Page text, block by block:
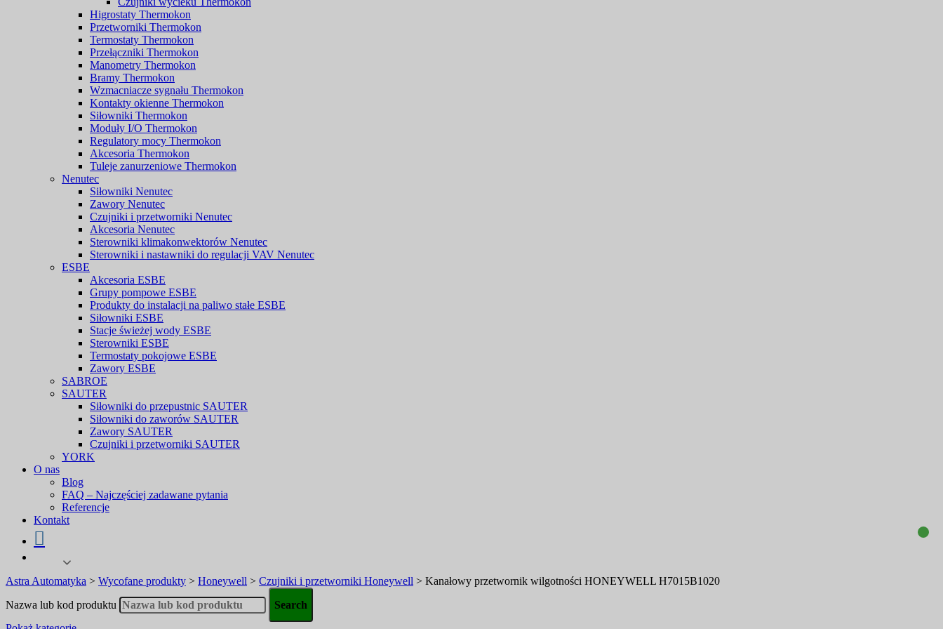
Higrostaty Thermokon
Przetworniki Thermokon
Termostaty Thermokon
Przełączniki Thermokon
Manometry Thermokon
Bramy Thermokon
Wzmacniacze sygnału Thermokon
Kontakty okienne Thermokon
Siłowniki Thermokon
Moduły I/O Thermokon
Regulatory mocy Thermokon
Akcesoria Thermokon
Tuleje zanurzeniowe Thermokon
Nenutec
Siłowniki Nenutec
Zawory Nenutec
Czujniki i przetworniki Nenutec
Akcesoria Nenutec
Sterowniki klimakonwektorów Nenutec
Sterowniki i nastawniki do regulacji VAV Nenutec
ESBE
Akcesoria ESBE
Grupy pompowe ESBE
Produkty do instalacji na paliwo stałe ESBE
Siłowniki ESBE
Stacje świeżej wody ESBE
Sterowniki ESBE
Termostaty pokojowe ESBE
Zawory ESBE
SABROE
SAUTER
Siłowniki do przepustnic SAUTER
Siłowniki do zaworów SAUTER
Zawory SAUTER
Czujniki i przetworniki SAUTER
YORK
O nas
Blog
FAQ – Najczęściej zadawane pytania
Referencje
Kontakt
Astra Automatyka > Wycofane produkty > Honeywell > Czujniki i przetworniki Honeywell > Kanałowy przetwornik wilgotności HONEYWELL H7015B1020
Nazwa lub kod produktu